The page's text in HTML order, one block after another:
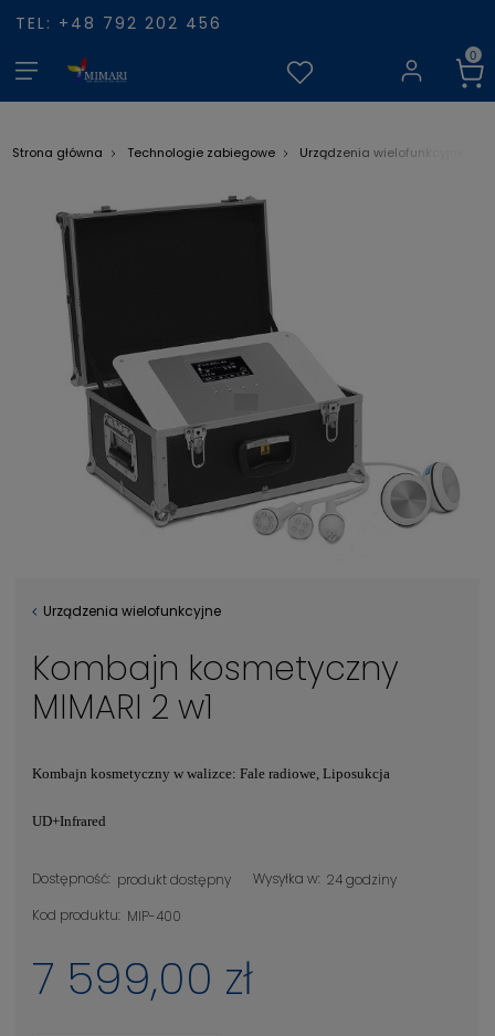
TEL: +48 792 202 456
Strona główna Technologie zabiegowe Urządzenia wielofunkcyjne
Urządzenia wielofunkcyjne
Kombajn kosmetyczny
MIMARI 2 w1
Kombajn kosmetyczny w walizce: Fale radiowe, Liposukcja
UD+Infrared
Dostępność: produkt dostępny Wysyłka w: 24 godziny
Kod produktu: MIP-400
7 599,00 zł